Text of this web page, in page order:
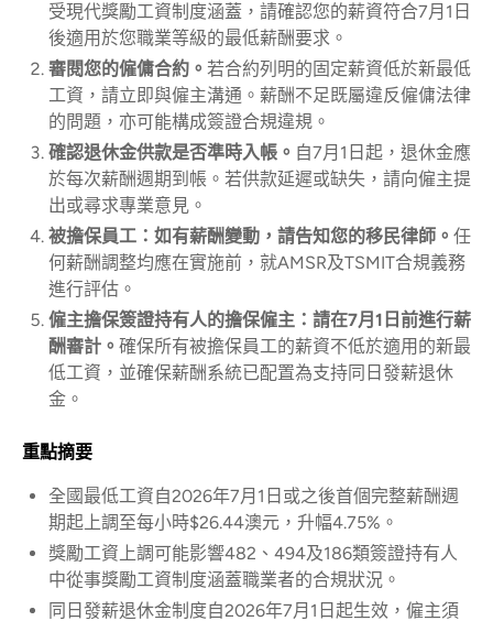
受現代獎勵工資制度涵蓋，請確認您的薪資符合7月1日
後適用於您職業等級的最低薪酬要求。
審閱您的僱傭合約。 若合約列明的固定薪資低於新最低
工資，請立即與僱主溝通。薪酬不足既屬違反僱傭法律
的問題，亦可能構成簽證合規違規。
確認退休金供款是否準時入帳。 自7月1日起，退休金應
於每次薪酬週期到帳。若供款延遲或缺失，請向僱主提
出或尋求專業意見。
被擔保員工：如有薪酬變動，請告知您的移民律師。 任
何薪酬調整均應在實施前，就AMSR及TSMIT合規義務
進行評估。
僱主擔保簽證持有人的擔保僱主：請在7月1日前進行薪
酬審計。 確保所有被擔保員工的薪資不低於適用的新最
低工資，並確保薪酬系統已配置為支持同日發薪退休
金。
重點摘要
全國最低工資自2026年7月1日或之後首個完整薪酬週
期起上調至每小時$26.44澳元，升幅4.75%。
獎勵工資上調可能影響482、494及186類簽證持有人
中從事獎勵工資制度涵蓋職業者的合規狀況。
同日發薪退休金制度自2026年7月1日起生效，僱主須